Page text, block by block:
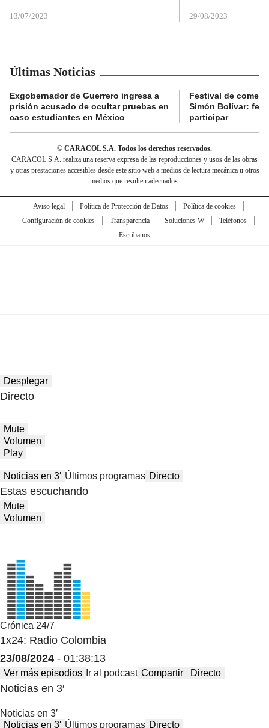
13/07/2023 29/08/2023
Últimas Noticias
Exgobernador de Guerrero ingresa a
prisión acusado de ocultar pruebas en
caso estudiantes en México
Festival de
Simón Bolívar:
participar
© CARACOL S.A. Todos los derechos reservados.
CARACOL S.A. realiza una reserva expresa de las reproducciones y usos de las obras
y otras prestaciones accesibles desde este sitio web a medios de lectura mecánica u otros
medios que resulten adecuados.
Aviso legal Política de Protección de Datos
Política de cookies
Configuración de cookies
Transparencia Soluciones W
Teléfonos
Escríbanos
Desplegar
Directo
Mute
Volumen
Play
Noticias en 3′ Últimos programas Directo
Estas escuchando
Mute
Volumen
Crónica 24/7
1x24: Radio Colombia
23/08/2024 - 01:38:13
Ver más episodios Ir al podcast Compartir Directo
Noticias en 3′
Noticias en 3′
Noticias en 3′ Últimos programas Directo